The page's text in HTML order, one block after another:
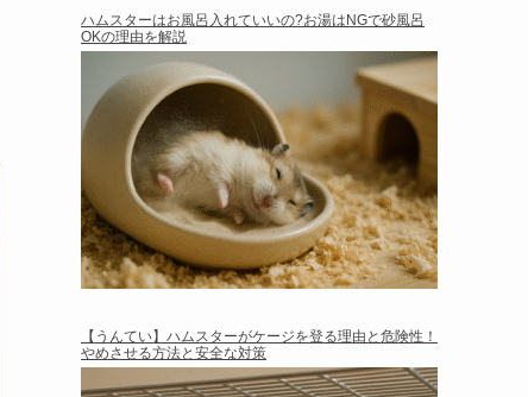
ハムスターはお風呂入れていいの?お湯はNGで砂風呂
OKの理由を解説
【うんてい】ハムスターがケージを登る理由と危険性！
やめさせる方法と安全な対策